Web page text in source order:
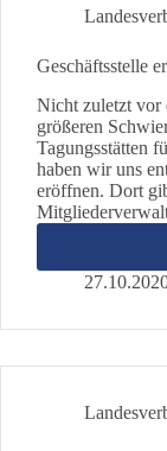
Geschäftsstelle
Nicht zuletzt vor
größeren
Tagungsstätten
haben wir uns
eröffnen. Dort